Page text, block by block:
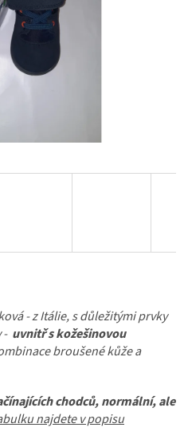
- z Itálie, s důležitými prvky
- uvnitř s kožešinovou
broušené kůže a
chodců, normální, ale
najdete v popisu